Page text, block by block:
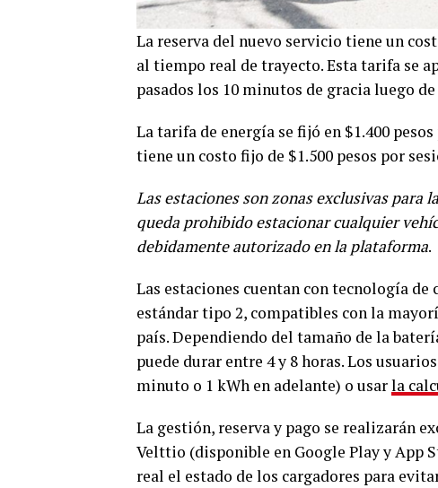
La reserva del nuevo servicio tiene un
al tiempo real de trayecto. Esta tarifa se
pasados los 10 minutos de gracia luego
La tarifa de energía se fijó en $1.400
tiene un costo fijo de $1.500 pesos por
Las estaciones son zonas exclusivas para
queda prohibido estacionar cualquier
debidamente autorizado en la plataforma.
Las estaciones cuentan con tecnología
estándar tipo 2, compatibles con la
país. Dependiendo del tamaño de la
puede durar entre 4 y 8 horas. Los
minuto o 1 kWh en adelante) o usarla
La gestión, reserva y pago se realizarán
Velttio (disponible en Google Play y App
real el estado de los cargadores para